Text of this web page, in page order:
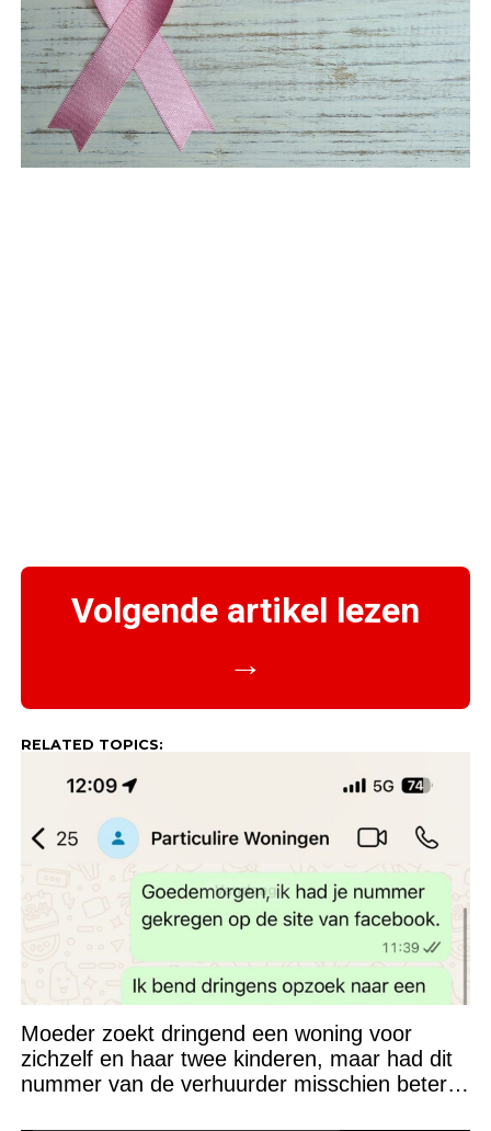
Volgende artikel lezen
→
RELATED TOPICS:
Moeder zoekt dringend een woning voor
zichzelf en haar twee kinderen, maar had dit
nummer van de verhuurder misschien beter